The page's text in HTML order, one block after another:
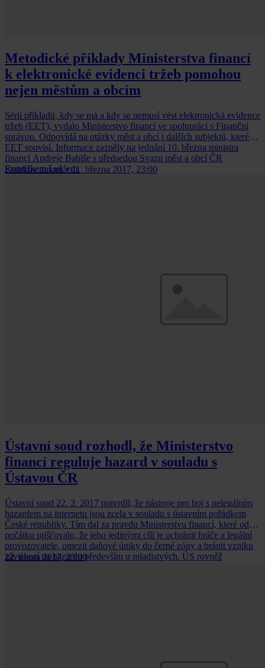
Metodické příklady Ministerstva financí
k elektronické evidenci tržeb pomohou
nejen městům a obcím
Sérii příkladů, kdy se má a kdy se nemusí vést elektronická evidence
tržeb (EET), vydalo Ministerstvo financí ve spolupráci s Finanční
správou. Odpovídá na otázky měst a obcí i dalších subjektů, které s
EET souvisí. Informace zazněly na jednání 10. března ministra
financí Andreje Babiše s předsedou Svazu měst a obcí ČR
Františkem Luklem.
Kolektiv autorů • 11. března 2017, 23:00
Ústavní soud rozhodl, že Ministerstvo
financí reguluje hazard v souladu s
Ústavou ČR
Ústavní soud 22. 2. 2017 potvrdil, že nástroje pro boj s nelegálním
hazardem na internetu jsou zcela v souladu s ústavním pořádkem
České republiky. Tím dal za pravdu Ministerstvu financí, které od
počátku ujišťovalo, že jeho jedinými cíli je ochránit hráče a legální
provozovatele, omezit daňové úniky do černé zóny a bránit vzniku
závislostí na hazardu především u mladistvých. ÚS rovněž
22. února 2017, 23:00